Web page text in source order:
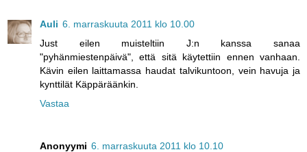
Auli 6. marraskuuta 2011 klo 10.00
Just eilen muisteltiin J:n kanssa sanaa
"pyhänmiestenpäivä", että sitä käytettiin ennen vanhaan.
Kävin eilen laittamassa haudat talvikuntoon, vein havuja ja
kynttilät Käppäräänkin.
Vastaa
Anonyymi 6. marraskuuta 2011 klo 10.10